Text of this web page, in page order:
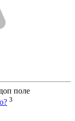
поле
3